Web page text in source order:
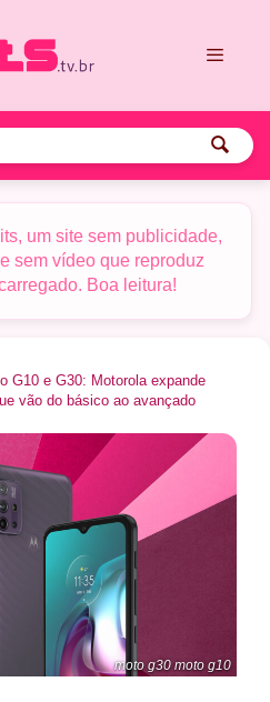
um site sem publicidade,
sem vídeo que reproduz
Boa leitura!
G10 e G30: Motorola expande
vão do básico ao avançado
moto g30 moto g10